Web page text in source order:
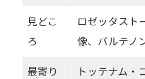
見どこ
ろ
ロゼッタスト
像、パルテノ
最寄り
トッテナム・